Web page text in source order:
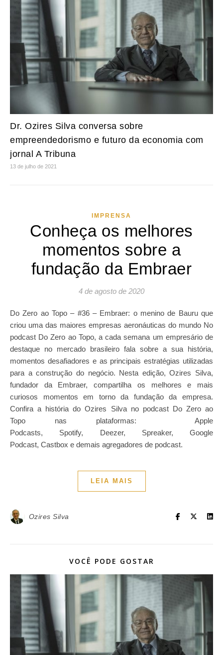
Dr. Ozires Silva conversa sobre
empreendedorismo e futuro da economia com
jornal A Tribuna
13 de julho de 2021
IMPRENSA
Conheça os melhores
momentos sobre a
fundação da Embraer
4 de agosto de 2020
Do Zero ao Topo – #36 – Embraer: o menino de Bauru que
criou uma das maiores empresas aeronáuticas do mundo No
podcast Do Zero ao Topo, a cada semana um empresário de
destaque no mercado brasileiro fala sobre a sua história,
momentos desafiadores e as principais estratégias utilizadas
para a construção do negócio. Nesta edição, Ozires Silva,
fundador da Embraer, compartilha os melhores e mais
curiosos momentos em torno da fundação da empresa.
Confira a história do Ozires Silva no podcast Do Zero ao
Topo nas plataformas: Apple
Podcasts, Spotify, Deezer, Spreaker, Google
Podcast, Castbox e demais agregadores de podcast.
LEIA MAIS
Ozires Silva
VOCÊ PODE GOSTAR